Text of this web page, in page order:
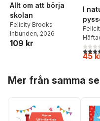
Allt om att börja
skolan
Felicity Brooks
Inbunden, 2026
109 kr
I
4,0
45
Mer från samma